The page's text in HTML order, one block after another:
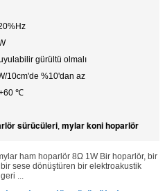
gürültü olmalı
10cm'de %10'dan az
℃
sürücüleri, mylar koni hoparlör
ham hoparlör 8Ω 1W Bir hoparlör, bir
sese dönüştüren bir elektroakustik
...